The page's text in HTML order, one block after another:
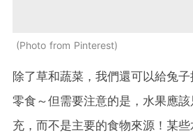
Photo from Pinterest
除了草和蔬菜，我們還可以給兔
零食～但需要注意的是，水果應
充，而不是主要的食物來源！某